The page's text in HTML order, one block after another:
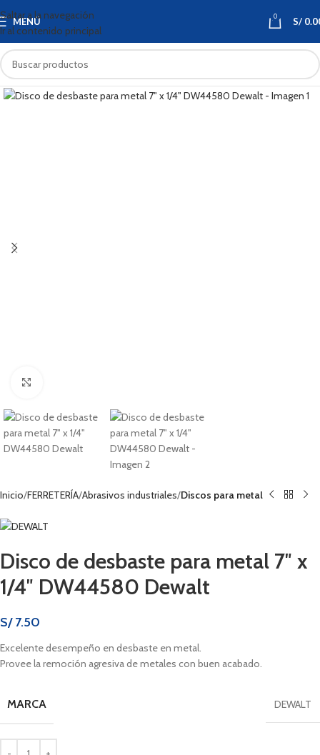
Saltar a la navegación
Ir al contenido principal
MENÚ 0 S/
Inicio FERRETERÍA Abrasivos industriales Discos para metal
Disco de desbaste para metal 7″ x
1/4″ DW44580 Dewalt
S/7.50
Excelente desempeño en desbaste en metal.
Provee la remoción agresiva de metales con buen acabado.
MARCA DEWALT